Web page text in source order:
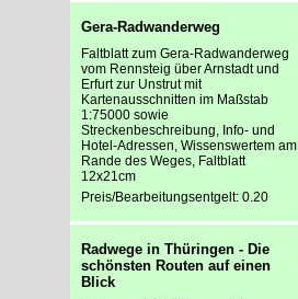
Gera-Radwanderweg
Faltblatt zum Gera-Radwanderweg
vom Rennsteig über Arnstadt und
Erfurt zur Unstrut mit
Kartenausschnitten im Maßstab
1:75000 sowie
Streckenbeschreibung, Info- und
Hotel-Adressen, Wissenswertem am
Rande des Weges, Faltblatt
12x21cm
Preis/Bearbeitungsentgelt: 0.20
Radwege in Thüringen - Die
schönsten Routen auf einen
Blick